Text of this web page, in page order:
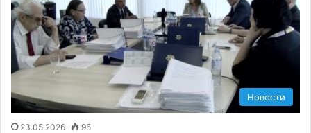
Новости
23.05.2026 95